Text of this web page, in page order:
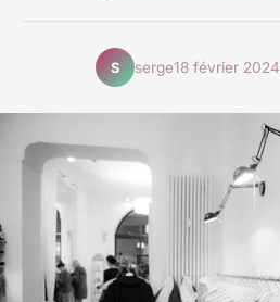
S serge18 février 2024